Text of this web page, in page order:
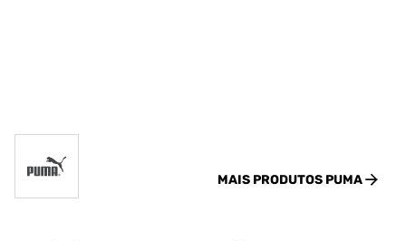
MAIS PRODUTOS PUMA